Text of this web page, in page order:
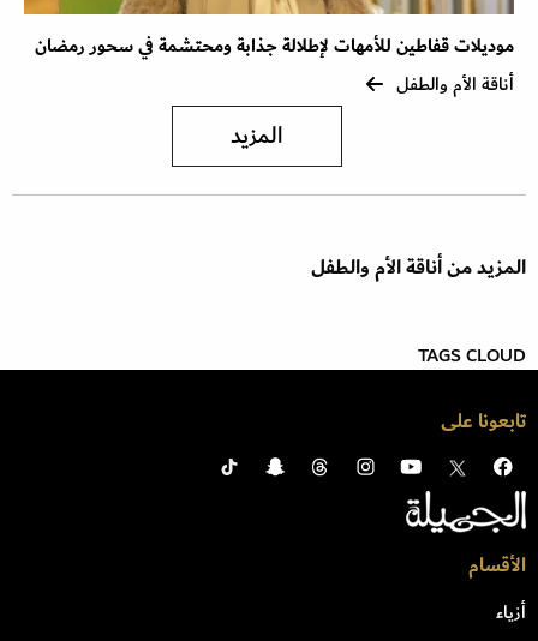
موديلات قفاطين للأمهات لإطلالة جذابة ومحتشمة في سحور رمضان
أناقة الأم والطفل
المزيد
المزيد من أناقة الأم والطفل
TAGS CLOUD
تابعونا على
الأقسام
أزياء